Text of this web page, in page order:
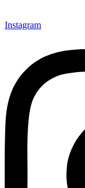
Instagram